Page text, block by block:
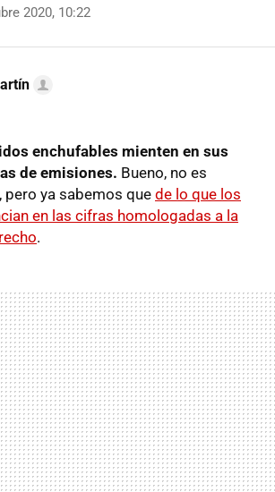
2020, 10:22
enchufables mienten en sus
de emisiones. Bueno, no es
pero ya sabemos que de lo que los
en las cifras homologadas a la
.